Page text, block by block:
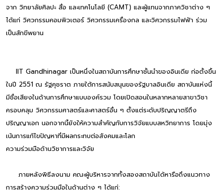
จาก วิทยาลัยศิลปะ สื่อ และเทคโนโลยี (CAMT) และผู้แทนจากภาควิชาต่าง ๆ
ได้แก่ วิศวกรรมคอมพิวเตอร์ วิศวกรรมเครื่องกล และวิศวกรรมไฟฟ้า ร่วม
เป็นสักขีพยาน
IIT Gandhinagar เป็นหนึ่งในสถาบันการศึกษาชั้นนำของอินเดีย ก่อตั้งขึ้น
ในปี 2551 ณ รัฐคุชราต ภายใต้การสนับสนุนของรัฐบาลอินเดีย สถาบันแห่งนี้
มีชื่อเสียงในด้านการศึกษาแบบองค์รวม โดยเปิดสอนในหลากหลายสาขาวิชา
ครอบคลุม วิศวกรรมศาสตร์และศาสตร์อื่น ๆ ตั้งแต่ระดับปริญญาตรีถึง
ปริญญาเอก นอกจากนี้ยังให้ความสำคัญกับการวิจัยแบบสหวิทยาการ โดยมุ่ง
เน้นการแก้ไขปัญหาที่มีผลกระทบต่อสังคมและโลก
ความร่วมมือด้านวิชาการและวิจัย
ภายหลังพิธีลงนาม คณะผู้บริหารจากทั้งสองสถาบันได้หารือถึงแนวทาง
การสร้างความร่วมมือในด้านต่าง ๆ ได้แก่: